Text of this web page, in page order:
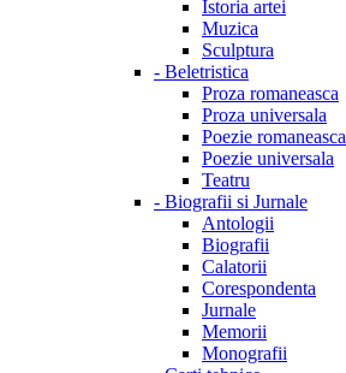
Istoria artei
Muzica
Sculptura
- Beletristica
Proza romaneasca
Proza universala
Poezie romaneasca
Poezie universala
Teatru
- Biografii si Jurnale
Antologii
Biografii
Calatorii
Corespondenta
Jurnale
Memorii
Monografii